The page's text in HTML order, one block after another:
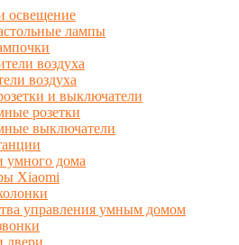
освещение
лампы
воздуха
воздуха
и выключатели
розетки
выключатели
умного дома
Xiaomi
управления умным домом
двери